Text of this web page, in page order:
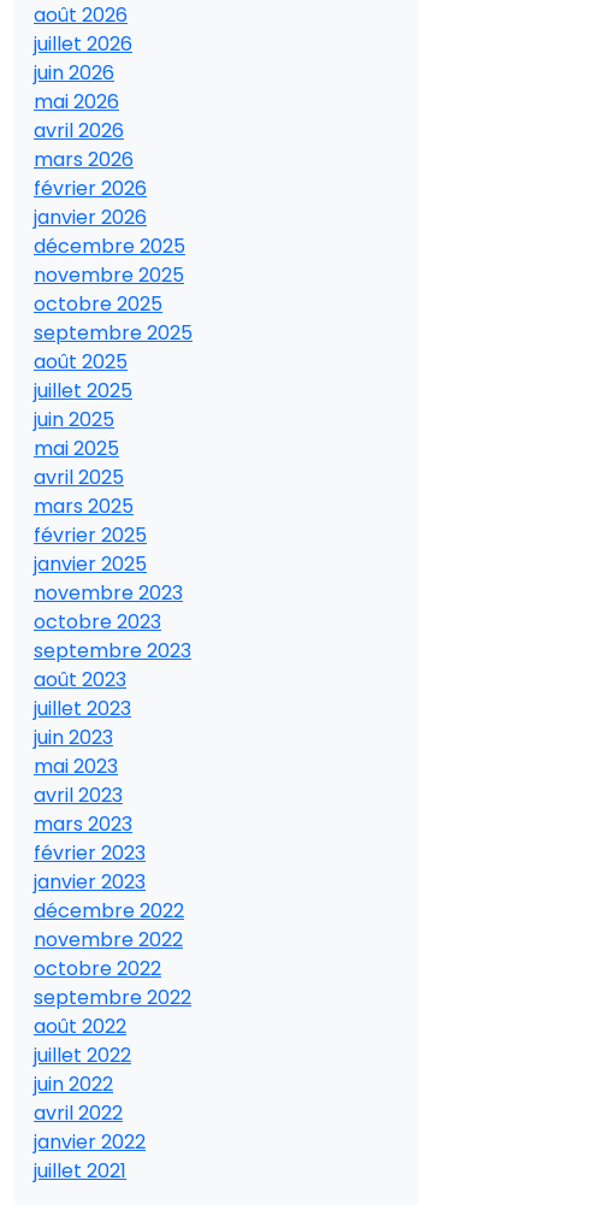
août 2026
juillet 2026
juin 2026
mai 2026
avril 2026
mars 2026
février 2026
janvier 2026
décembre 2025
novembre 2025
octobre 2025
septembre 2025
août 2025
juillet 2025
juin 2025
mai 2025
avril 2025
mars 2025
février 2025
janvier 2025
novembre 2023
octobre 2023
septembre 2023
août 2023
juillet 2023
juin 2023
mai 2023
avril 2023
mars 2023
février 2023
janvier 2023
décembre 2022
novembre 2022
octobre 2022
septembre 2022
août 2022
juillet 2022
juin 2022
avril 2022
janvier 2022
juillet 2021